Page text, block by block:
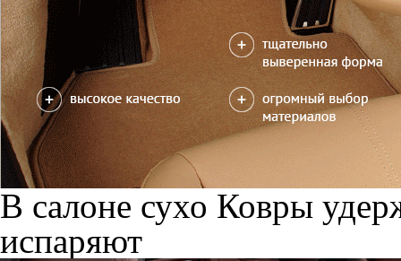
В салоне сухо Ковры
испаряют